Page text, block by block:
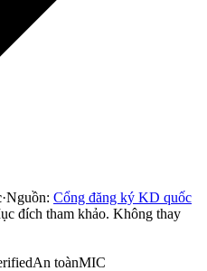
·Nguồn: Cổng đăng ký KD quốc
đích tham khảo. Không thay
An toànMIC